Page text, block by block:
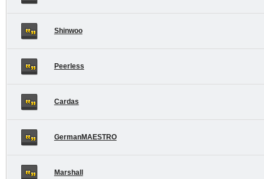
Shinwoo
Peerless
Cardas
GermanMAESTRO
Marshall